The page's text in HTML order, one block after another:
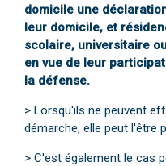
domicile une
leur domicile, et
scolaire, universitaire
en vue de leur
la défense.
> Lorsqu'ils ne peuvent
démarche, elle peut l'être
> C'est également le cas